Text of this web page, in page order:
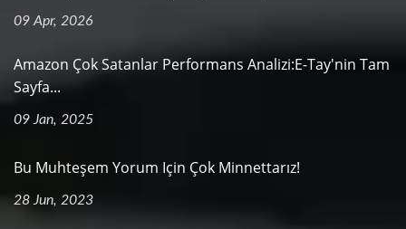
09 Apr, 2026
Amazon Çok Satanlar Performans Analizi:E-Tay'nin Tam
Sayfa...
09 Jan, 2025
Bu Muhteşem Yorum Için Çok Minnettarız!
28 Jun, 2023